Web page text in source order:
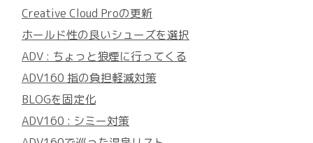
Creative Cloud Proの更新
ホールド性の良いシューズを選択
ADV : ちょっと狼煙に行ってくる
ADV160 指の負担軽減対策
BLOGを固定化
ADV160 : シミー対策